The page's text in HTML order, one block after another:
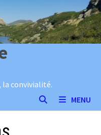
la convivialité.
MENU